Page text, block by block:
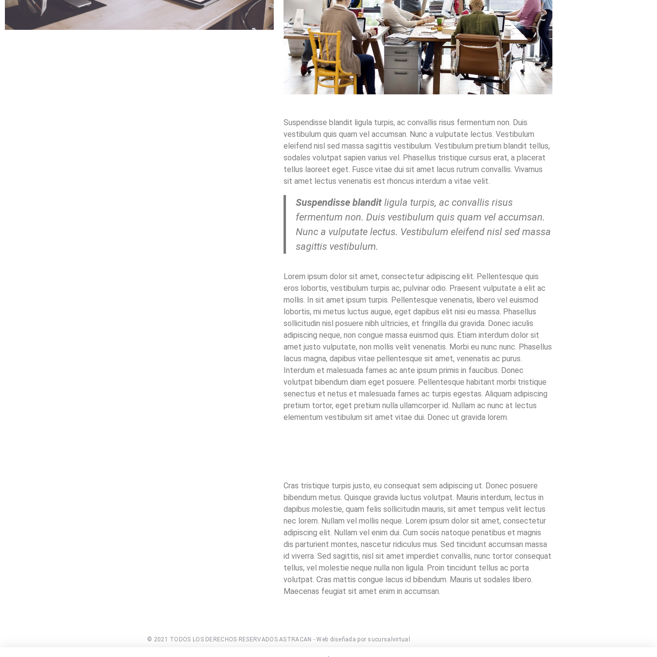
Suspendisse blandit ligula turpis, ac convallis risus fermentum non. Duis
vestibulum quis quam vel accumsan. Nunc a vulputate lectus. Vestibulum
eleifend nisl sed massa sagittis vestibulum. Vestibulum pretium blandit tellus,
sodales volutpat sapien varius vel. Phasellus tristique cursus erat, a placerat
tellus laoreet eget. Fusce vitae dui sit amet lacus rutrum convallis. Vivamus
sit amet lectus venenatis est rhoncus interdum a vitae velit.
Suspendisse blandit ligula turpis, ac convallis risus
fermentum non. Duis vestibulum quis quam vel accumsan.
Nunc a vulputate lectus. Vestibulum eleifend nisl sed massa
sagittis vestibulum.
Lorem ipsum dolor sit amet, consectetur adipiscing elit. Pellentesque quis
eros lobortis, vestibulum turpis ac, pulvinar odio. Praesent vulputate a elit ac
mollis. In sit amet ipsum turpis. Pellentesque venenatis, libero vel euismod
lobortis, mi metus luctus augue, eget dapibus elit nisi eu massa. Phasellus
sollicitudin nisl posuere nibh ultricies, et fringilla dui gravida. Donec iaculis
adipiscing neque, non congue massa euismod quis. Etiam interdum dolor sit
amet justo vulputate, non mollis velit venenatis. Morbi eu nunc nunc. Phasellus
lacus magna, dapibus vitae pellentesque sit amet, venenatis ac purus.
Interdum et malesuada fames ac ante ipsum primis in faucibus. Donec
volutpat bibendum diam eget posuere. Pellentesque habitant morbi tristique
senectus et netus et malesuada fames ac turpis egestas. Aliquam adipiscing
pretium tortor, eget pretium nulla ullamcorper id. Nullam ac nunc at lectus
elementum vestibulum sit amet vitae dui. Donec ut gravida lorem.
Cras tristique turpis justo, eu consequat sem adipiscing ut. Donec posuere
bibendum metus. Quisque gravida luctus volutpat. Mauris interdum, lectus in
dapibus molestie, quam felis sollicitudin mauris, sit amet tempus velit lectus
nec lorem. Nullam vel mollis neque. Lorem ipsum dolor sit amet, consectetur
adipiscing elit. Nullam vel enim dui. Cum sociis natoque penatibus et magnis
dis parturient montes, nascetur ridiculus mus. Sed tincidunt accumsan massa
id viverra. Sed sagittis, nisl sit amet imperdiet convallis, nunc tortor consequat
tellus, vel molestie neque nulla non ligula. Proin tincidunt tellus ac porta
volutpat. Cras mattis congue lacus id bibendum. Mauris ut sodales libero.
Maecenas feugiat sit amet enim in accumsan.
© 2021 TODOS LOS DERECHOS RESERVADOS ASTRACAN - Web diseñada por sucursalvirtual